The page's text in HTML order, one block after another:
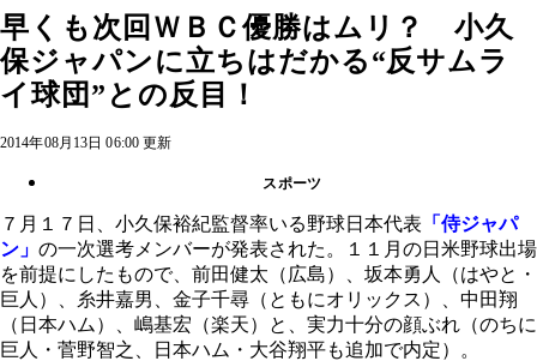
早くも次回ＷＢＣ優勝はムリ？ 小久
保ジャパンに立ちはだかる“反サムラ
イ球団”との反目！
2014年08月13日 06:00 更新
スポーツ
７月１７日、小久保裕紀監督率いる野球日本代表 「侍ジャパ
ン」 の一次選考メンバーが発表された。１１月の日米野球出場
を前提にしたもので、前田健太（広島）、坂本勇人（はやと・
巨人）、糸井嘉男、金子千尋（ともにオリックス）、中田翔
（日本ハム）、嶋基宏（楽天）と、実力十分の顔ぶれ（のちに
巨人・菅野智之、日本ハム・大谷翔平も追加で内定）。